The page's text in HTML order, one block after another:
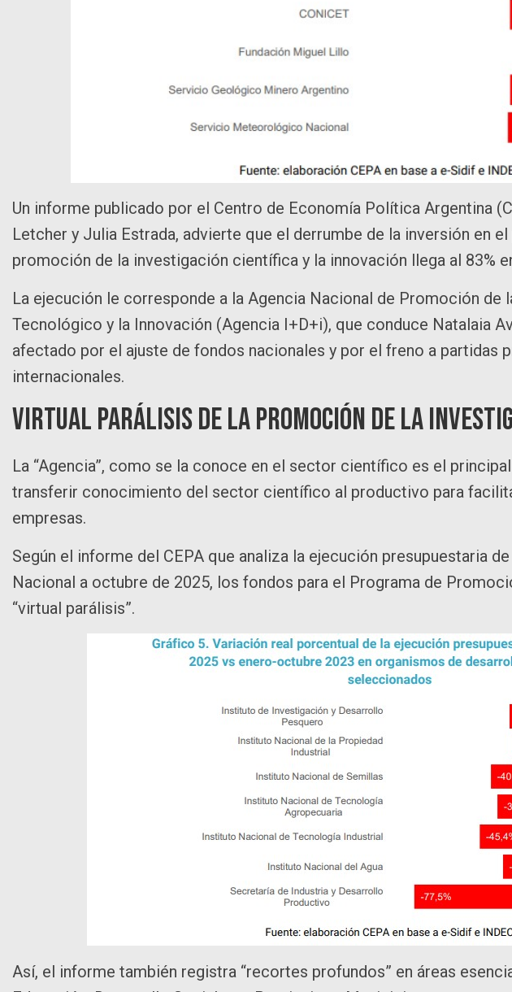
Un informe publicado por el Centro de Economía Política Argentina
Letcher y Julia Estrada, advierte que el derrumbe de la inversión en
promoción de la investigación científica y la innovación llega al 83%
La ejecución le corresponde a la Agencia Nacional de Promoción de
Tecnológico y la Innovación (Agencia I+D+i), que conduce Natalaia
afectado por el ajuste de fondos nacionales y por el freno a partidas
internacionales.
Virtual parálisis de la promoción de la
La “Agencia”, como se la conoce en el sector científico es el
transferir conocimiento del sector científico al productivo para
empresas.
Según el informe del CEPA que analiza la ejecución presupuestaria
Nacional a octubre de 2025, los fondos para el Programa de
“virtual parálisis”.
Así, el informe también registra “recortes profundos” en áreas